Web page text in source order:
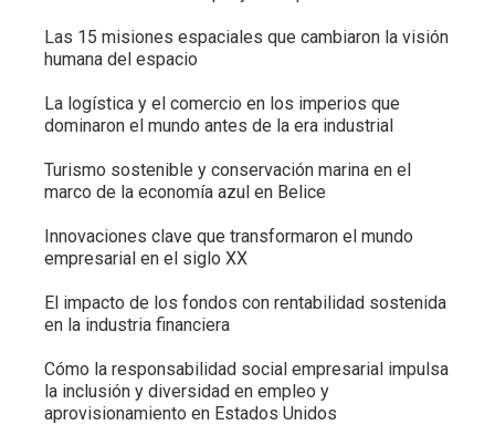
Las 15 misiones espaciales que cambiaron la visión
humana del espacio
La logística y el comercio en los imperios que
dominaron el mundo antes de la era industrial
Turismo sostenible y conservación marina en el
marco de la economía azul en Belice
Innovaciones clave que transformaron el mundo
empresarial en el siglo XX
El impacto de los fondos con rentabilidad sostenida
en la industria financiera
Cómo la responsabilidad social empresarial impulsa
la inclusión y diversidad en empleo y
aprovisionamiento en Estados Unidos